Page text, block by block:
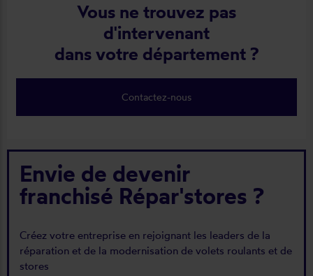
Vous ne trouvez pas
d'intervenant
dans votre département ?
Contactez-nous
Envie de devenir
franchisé Répar'stores ?
Créez votre entreprise en rejoignant les leaders de la
réparation et de la modernisation de volets roulants et de
stores